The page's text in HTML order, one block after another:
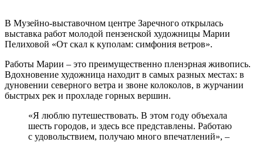
В Музейно-выставочном центре Заречного открылась
выставка работ молодой пензенской художницы Марии
Пелиховой «От скал к куполам: симфония ветров».
Работы Марии – это преимущественно пленэрная живопись.
Вдохновение художница находит в самых разных местах: в
дуновении северного ветра и звоне колоколов, в журчании
быстрых рек и прохладе горных вершин.
«Я люблю путешествовать. В этом году объехала
шесть городов, и здесь все представлены. Работаю
с удовольствием, получаю много впечатлений», –